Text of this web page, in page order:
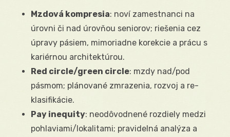
Mzdová kompresia: noví zamestnanci na
úrovni či nad úrovňou seniorov; riešenia cez
úpravy pásiem, mimoriadne korekcie a prácu s
kariérnou architektúrou.
Red circle/green circle: mzdy nad/pod
pásmom; plánované zmrazenia, rozvoj a re-
klasifikácie.
Pay inequity: neodôvodnené rozdiely medzi
pohlaviami/lokalitami; pravidelná analýza a